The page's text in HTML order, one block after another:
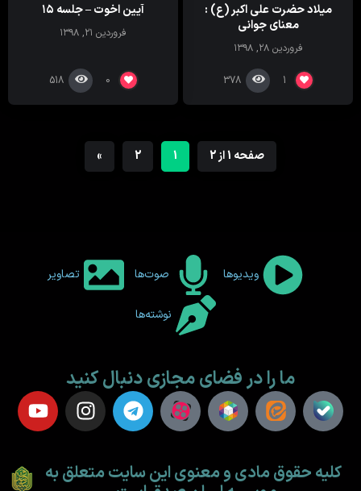
میلاد حضرت علی اکبر (ع) :
معنای جوانی
فروردین ۲۸, ۱۳۹۸
1
378
آیین اخوت – جلسه ۱۵
فروردین ۲۱, ۱۳۹۸
0
518
صفحه 1 از 2 1
2
»
ویدیوها صوت‌ها تصاویر
نوشته‌ها
ما را در فضای مجازی دنبال کنید
کلیه حقوق مادی و معنوی این سایت متعلق به